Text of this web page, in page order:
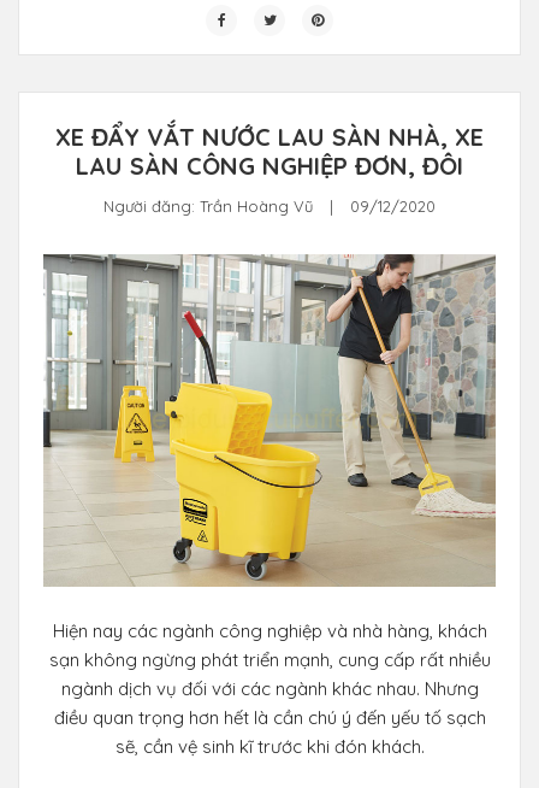
XE ĐẨY VẮT NƯỚC LAU SÀN NHÀ, XE
LAU SÀN CÔNG NGHIỆP ĐƠN, ĐÔI
Người đăng: Trần Hoàng Vũ | 09/12/2020
Hiện nay các ngành công nghiệp và nhà hàng, khách
sạn không ngừng phát triển mạnh, cung cấp rất nhiều
ngành dịch vụ đối với các ngành khác nhau. Nhưng
điều quan trọng hơn hết là cần chú ý đến yếu tố sạch
sẽ, cần vệ sinh kĩ trước khi đón khách.